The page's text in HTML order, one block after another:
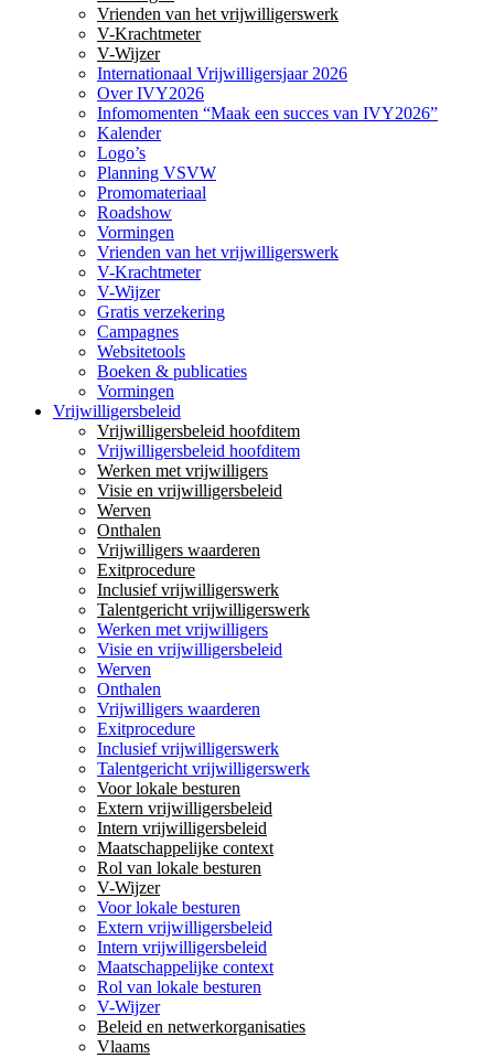
Vrienden van het vrijwilligerswerk
V-Krachtmeter
V-Wijzer
Internationaal Vrijwilligersjaar 2026
Over IVY2026
Infomomenten “Maak een succes van IVY2026”
Kalender
Logo’s
Planning VSVW
Promomateriaal
Roadshow
Vormingen
Vrienden van het vrijwilligerswerk
V-Krachtmeter
V-Wijzer
Gratis verzekering
Campagnes
Websitetools
Boeken & publicaties
Vormingen
Vrijwilligersbeleid
Vrijwilligersbeleid hoofditem
Vrijwilligersbeleid hoofditem
Werken met vrijwilligers
Visie en vrijwilligersbeleid
Werven
Onthalen
Vrijwilligers waarderen
Exitprocedure
Inclusief vrijwilligerswerk
Talentgericht vrijwilligerswerk
Werken met vrijwilligers
Visie en vrijwilligersbeleid
Werven
Onthalen
Vrijwilligers waarderen
Exitprocedure
Inclusief vrijwilligerswerk
Talentgericht vrijwilligerswerk
Voor lokale besturen
Extern vrijwilligersbeleid
Intern vrijwilligersbeleid
Maatschappelijke context
Rol van lokale besturen
V-Wijzer
Voor lokale besturen
Extern vrijwilligersbeleid
Intern vrijwilligersbeleid
Maatschappelijke context
Rol van lokale besturen
V-Wijzer
Beleid en netwerkorganisaties
Vlaams